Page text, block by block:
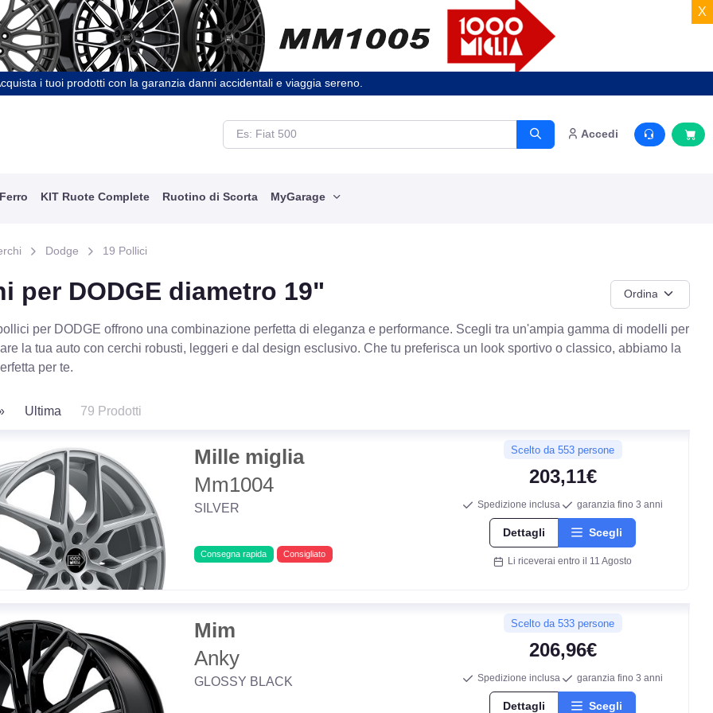
X
i tuoi prodotti con la garanzia danni accidentali e viaggia sereno.
Accedi
KIT Ruote Complete Ruotino di Scorta MyGarage
Dodge 19 Pollici
per DODGE diametro 19"
per DODGE offrono una combinazione perfetta di eleganza e performance. Scegli tra un'ampia gamma di modelli per
la tua auto con cerchi robusti, leggeri e dal design esclusivo. Che tu preferisca un look sportivo o classico, abbiamo la
per te.
Ultima 79 Prodotti
Mille miglia
Mm1004
SILVER
Consegna rapida Consigliato
Scelto da 553 persone
203,11€
Spedizione inclusa garanzia fino 3 anni
Dettagli Scegli
Li riceverai entro il 11 Agosto
Mim
Anky
GLOSSY BLACK
Scelto da 533 persone
206,96€
Spedizione inclusa garanzia fino 3 anni
Dettagli Scegli